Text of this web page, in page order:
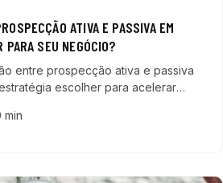
ATIVA E PASSIVA EM
SEU NEGÓCIO?
entre prospecção ativa e passiva
escolher para acelerar
min